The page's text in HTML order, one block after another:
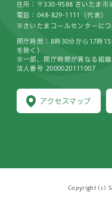
住所：〒330-9588 さいたま市
電話：048-829-1111（代表）
※さいたまコールセンターにつ
アクセスマップ
開庁時間：8時30分から17時
を除く）
※一部、開庁時間が異なる組織
法人番号 2000020111007
Copyright (c)